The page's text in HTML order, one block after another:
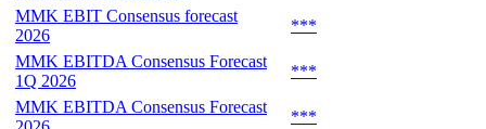
MMK EBIT Consensus forecast
2026
***
MMK EBITDA Consensus Forecast
1Q 2026
***
MMK EBITDA Consensus Forecast
***